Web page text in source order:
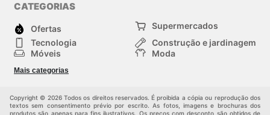
CATEGORIAS
Ofertas
Supermercados
Tecnologia
Construção e jardinagem
Móveis
Moda
Crianças
Mais categorias
Copyright © 2026 Todos os direitos reservados. É proibida a cópia ou reprodução dos
textos sem consentimento prévio por escrito. As fotos, imagens e brochuras dos
produtos são apenas para fins ilustrativos. Os preços com desconto são obtidos de